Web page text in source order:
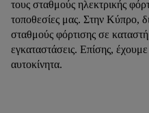
τους σταθμούς ηλεκτρικής
τοποθεσίες μας. Στην Κύπρο,
σταθμούς φόρτισης σε
εγκαταστάσεις. Επίσης,
αυτοκίνητα.